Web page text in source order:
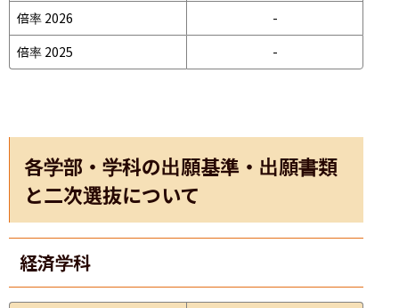
倍率 2026
-
倍率 2025
-
各学部・学科の出願基準・出願書類
と二次選抜について
経済学科